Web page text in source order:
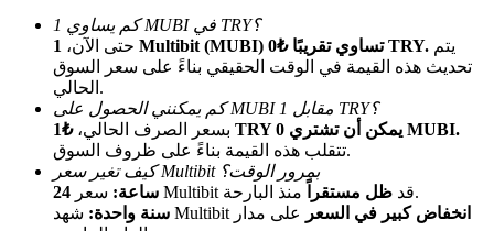
تصل العمولات إلى 65٪!
كم يساوي 1 MUBI في TRY؟
حتى الآن،
1 Multibit (MUBI) تساوي تقريبًا ₺0 TRY.
تحديث هذه القيمة في الوقت الحقيقي بناءً على سعر السوق
الحالي.
كم يمكنني الحصول على MUBI مقابل 1 TRY؟
بسعر الصرف الحالي،
₺1 TRY يمكن أن تشتري 0 MUBI.
تتقلب هذه القيمة بناءً على ظروف السوق.
كيف تغير سعر Multibit بمرور الوقت؟
24 ساعة:
سعر Multibit قد ظل مستقراً
منذ البارحة.
سنة واحدة: شهد Multibit انخفاض كبير في السعر
على مدار